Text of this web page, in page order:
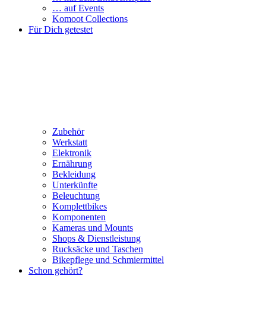
… auf Events
Komoot Collections
Für Dich getestet
Zubehör
Werkstatt
Elektronik
Ernährung
Bekleidung
Unterkünfte
Beleuchtung
Komplettbikes
Komponenten
Kameras und Mounts
Shops & Dienstleistung
Rucksäcke und Taschen
Bikepflege und Schmiermittel
Schon gehört?